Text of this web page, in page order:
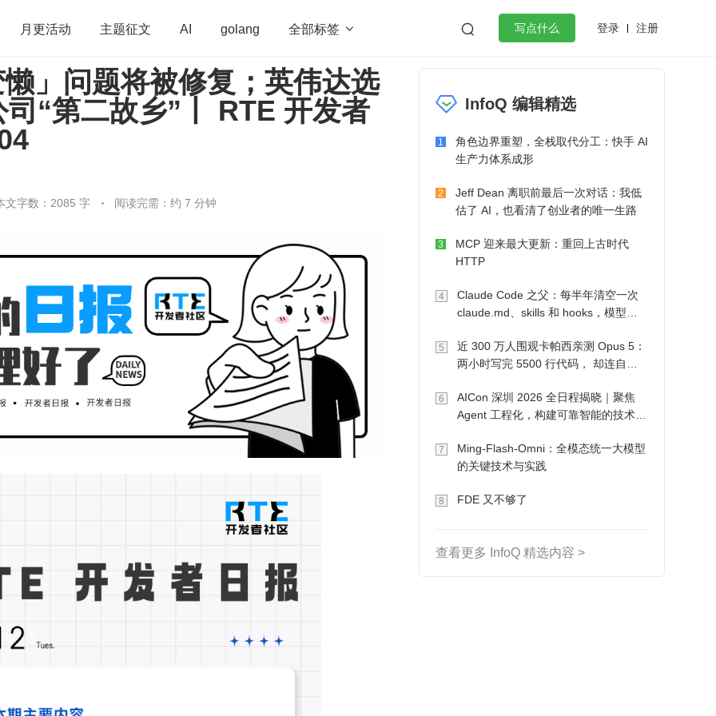
月更活动 主题征文 AI golang 全部标签   写点什么 登录 注册
算法 学习方法 Web3.0 高效工作
员 运维 深度思考 低代码 redis golang 微服务架构 flutter
」问题将被修复；英伟达选
“第二故乡”丨 RTE 开发者
文字数：2085 字 阅读完需：约 7 分钟
InfoQ 编辑精选
1
角色边界重塑，全栈取代分工：快手 AI
生产力体系成形
2
Jeff Dean 离职前最后一次对话：我低
估了 AI，也看清了创业者的唯一生路
3
MCP 迎来最大更新：重回上古时代
HTTP
4
Claude Code 之父：每半年清空一次
claude.md、skills 和 hooks，模型自
5
近 300 万人围观卡帕西亲测 Opus 5：
两小时写完 5500 行代码， 却连自己
6
AICon 深圳 2026 全日程揭晓｜聚焦
Agent 工程化，构建可靠智能的技术路
7
Ming-Flash-Omni：全模态统一大模型
的关键技术与实践
8 FDE 又不够了
查看更多 InfoQ 精选内容 >